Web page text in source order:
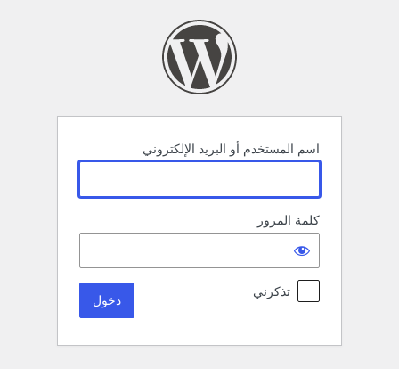
اسم المستخدم أو البريد الإلكتروني
كلمة المرور
تذكرني